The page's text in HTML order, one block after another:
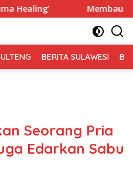
Membaur Tanpa Sekat,
BERITA SULAWESI
Seorang Pria
Edarkan Sabu